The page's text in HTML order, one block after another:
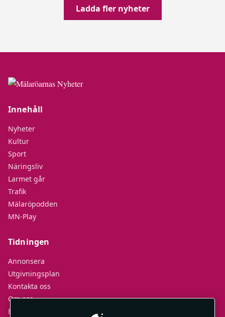
Ladda fler nyheter
Innehåll
Nyheter
Kultur
Sport
Näringsliv
Larmet går
Trafik
Mälaröpodden
MN-Play
Tidningen
Annonsera
Utgivningsplan
Kontakta oss
Om oss
E-tidningar